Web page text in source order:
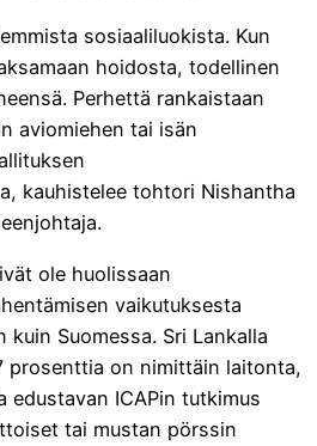
sosiaaliluokista. Kun
hoidosta, todellinen
Perhettä rankaistaan
aviomiehen tai isän
kauhistelee tohtori Nishantha
ole huolissaan
vaikutuksesta
Suomessa. Sri Lankalla
prosenttia on nimittäin laitonta,
ICAPin tutkimus
tai mustan pörssin